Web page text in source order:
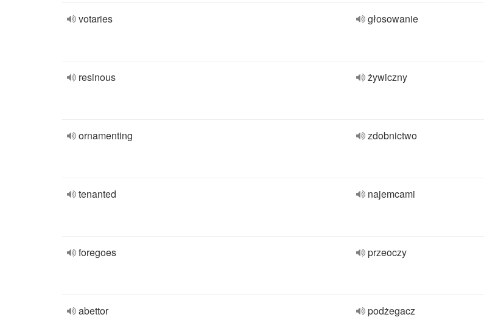
votaries głosowanie
resinous żywiczny
ornamenting zdobnictwo
tenanted najemcami
foregoes przeoczy
abettor podżegacz